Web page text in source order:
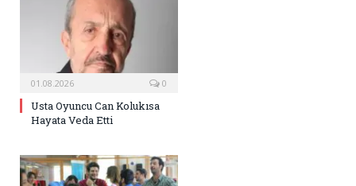
01.08.2026 0
Usta Oyuncu Can Kolukısa
Hayata Veda Etti